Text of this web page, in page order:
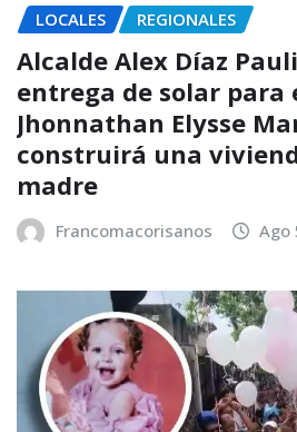
LOCALES REGIONALES
Alcalde Alex Díaz
entrega de solar para
Jhonnathan Elysse
construirá una
madre
Francomacorisanos Ago